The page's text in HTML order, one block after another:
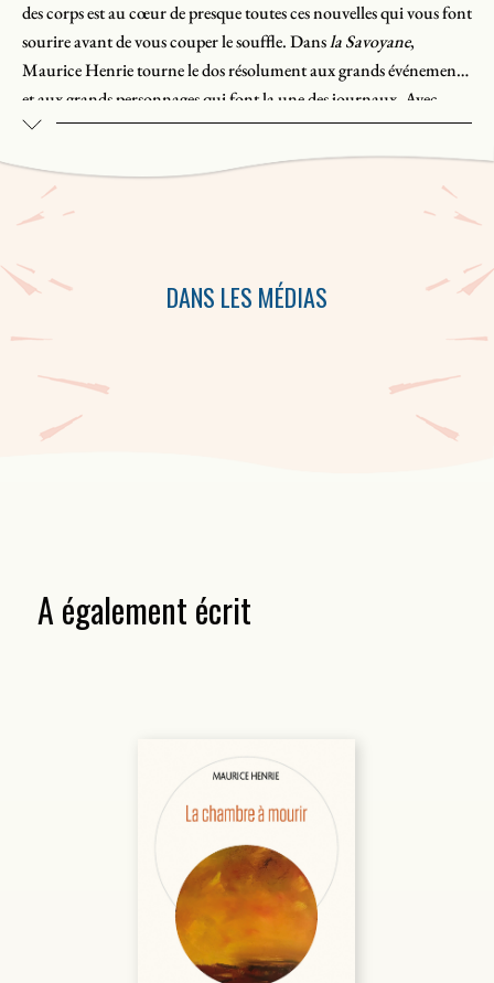
des corps est au cœur de presque toutes ces nouvelles qui vous font
sourire avant de vous couper le soufﬂe. Dansla Savoyane,
Maurice Henrie tourne le dos résolument aux grands événements
et aux grands personnages qui font la une des journaux. Avec
humour, amour et passion, il nous entraîne au cœur même de
l’ordinaire pour nous en faire découvrir l’authenticité et la poésie.
DANS LES MÉDIAS
A également écrit